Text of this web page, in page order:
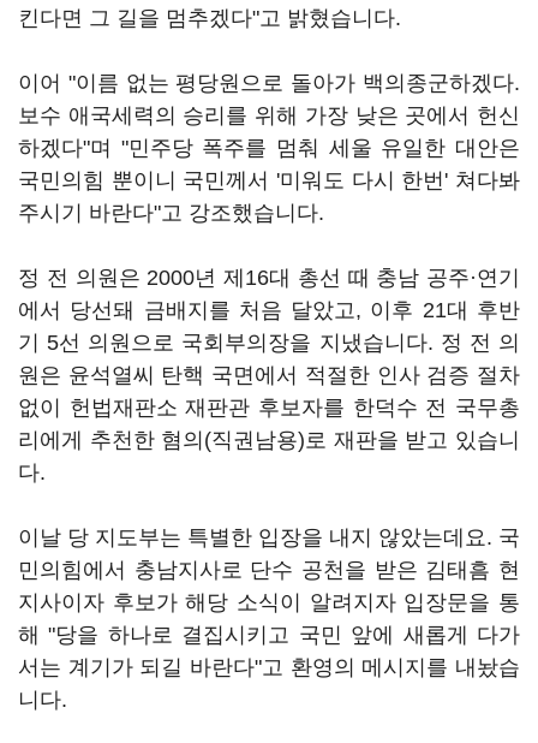
킨다면 그 길을 멈추겠다"고 밝혔습니다.
이어 "이름 없는 평당원으로 돌아가 백의종군하겠다.
보수 애국세력의 승리를 위해 가장 낮은 곳에서 헌신
하겠다"며 "민주당 폭주를 멈춰 세울 유일한 대안은
국민의힘 뿐이니 국민께서 '미워도 다시 한번' 쳐다봐
주시기 바란다"고 강조했습니다.
정 전 의원은 2000년 제16대 총선 때 충남 공주·연기
에서 당선돼 금배지를 처음 달았고, 이후 21대 후반
기 5선 의원으로 국회부의장을 지냈습니다. 정 전 의
원은 윤석열씨 탄핵 국면에서 적절한 인사 검증 절차
없이 헌법재판소 재판관 후보자를 한덕수 전 국무총
리에게 추천한 혐의(직권남용)로 재판을 받고 있습니
다.
이날 당 지도부는 특별한 입장을 내지 않았는데요. 국
민의힘에서 충남지사로 단수 공천을 받은 김태흠 현
지사이자 후보가 해당 소식이 알려지자 입장문을 통
해 "당을 하나로 결집시키고 국민 앞에 새롭게 다가
서는 계기가 되길 바란다"고 환영의 메시지를 내놨습
니다.